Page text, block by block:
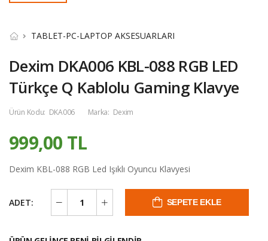
TABLET-PC-LAPTOP AKSESUARLARI
Dexim DKA006 KBL-088 RGB LED
Türkçe Q Kablolu Gaming Klavye
Ürün Kodu: DKA006 Marka: Dexim
999,00 TL
Dexim KBL-088 RGB Led Işıklı Oyuncu Klavyesi
ADET: SEPETE EKLE